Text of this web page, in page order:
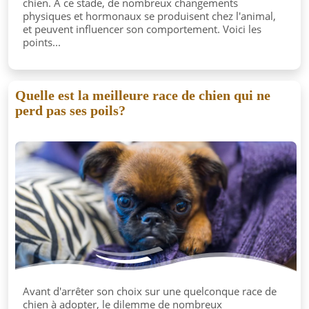
physiques et hormonaux se produisent chez l'animal,
et peuvent influencer son comportement. Voici les
points...
Quelle est la meilleure race de chien qui ne
perd pas ses poils?
Avant d'arrêter son choix sur une quelconque race de
chien à adopter, le dilemme de nombreux